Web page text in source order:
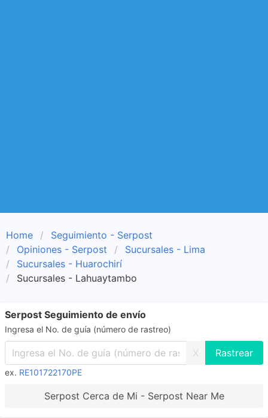
Home
Seguimiento - Serpost
Opiniones - Serpost
Sucursales - Lima
Sucursales - Huarochirí
Sucursales - Lahuaytambo
Serpost Seguimiento de envío
Ingresa el No. de guía (número de rastreo)
X
ex. RE101722170PE
Serpost Cerca de Mi - Serpost Near Me